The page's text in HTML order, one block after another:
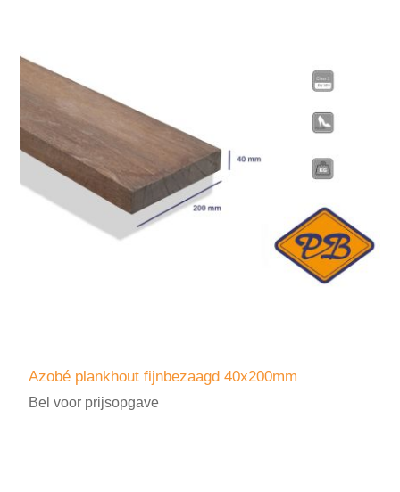
Azobé plankhout fijnbezaagd 40x200mm
Bel voor prijsopgave